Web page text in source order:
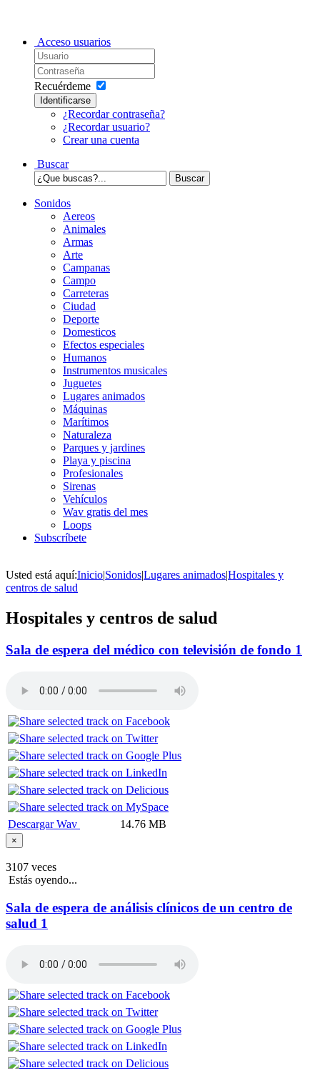
Acceso usuarios
Recuérdeme
Identificarse
¿Recordar contraseña?
¿Recordar usuario?
Crear una cuenta
Buscar
Sonidos
Aereos
Animales
Armas
Arte
Campanas
Campo
Carreteras
Ciudad
Deporte
Domesticos
Efectos especiales
Humanos
Instrumentos musicales
Juguetes
Lugares animados
Máquinas
Marítimos
Naturaleza
Parques y jardines
Playa y piscina
Profesionales
Sirenas
Vehículos
Wav gratis del mes
Loops
Subscríbete
Usted está aquí:Inicio|Sonidos|Lugares animados|Hospitales y
centros de salud
Hospitales y centros de salud
Sala de espera del médico con televisión de fondo 1
Descargar Wav 14.76 MB
×
3107 veces
Estás oyendo...
Sala de espera de análisis clínicos de un centro de
salud 1